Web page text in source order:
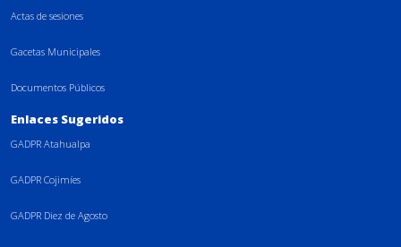
Actas de sesiones
Gacetas Municipales
Documentos Públicos
Enlaces Sugeridos
GADPR Atahualpa
GADPR Cojimíes
GADPR Diez de Agosto